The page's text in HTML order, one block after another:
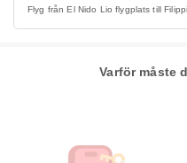
Flyg från El Nido Lio flygplats till
Varför måste